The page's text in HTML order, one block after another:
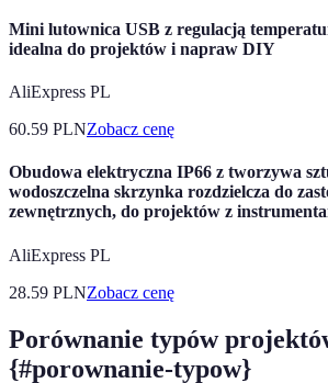
Mini lutownica USB z regulacją
idealna do projektów i napraw DIY
AliExpress PL
60.59 PLNZobacz cenę
Obudowa elektryczna IP66 z tworzywa
wodoszczelna skrzynka rozdzielcza do
zewnętrznych, do projektów z
AliExpress PL
28.59 PLNZobacz cenę
Porównanie typów
{#porownanie-typow}